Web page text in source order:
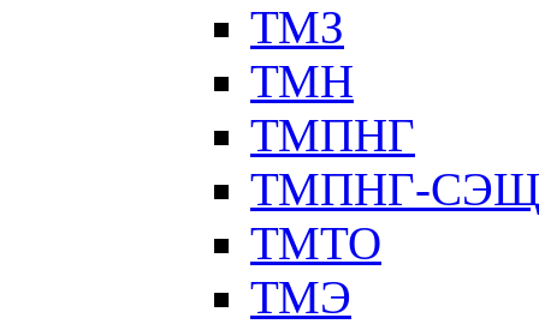
ТМЗ
ТМН
ТМПНГ
ТМПНГ-СЭЩ
ТМТО
ТМЭ